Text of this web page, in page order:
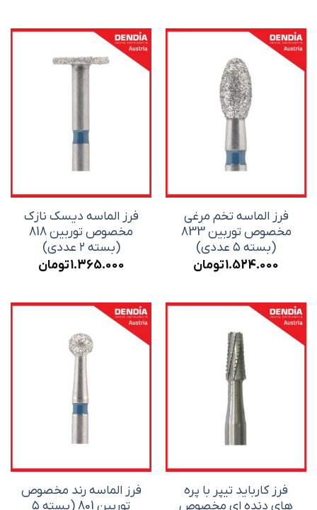
فرز الماسه تخم مرغی
مخصوص توربین 833
(بسته ۵ عددی)
1.524.000تومان
فرز الماسه دیسک نازک
مخصوص توربین 818
(بسته ۲ عددی)
1.365.000تومان
فرز کارباید تیپر با پره
های دنده ای مخصوص
فرز الماسه رند مخصوص
توربین 801 (بسته ۵